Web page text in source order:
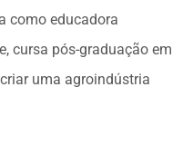
como educadora
cursa pós-graduação em
uma agroindústria